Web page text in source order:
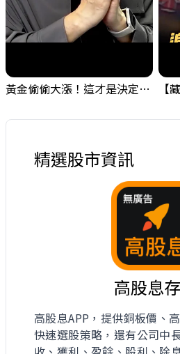
黃金偷偷大漲！這才是決定台股生死的「真風向球」！｜Mr.Jimmy高志銘 #黃金 #美元指數 #聯準會
精選股市資訊
高股息
高股息APP，提供銅板價、
快速選股策略，還有公司中